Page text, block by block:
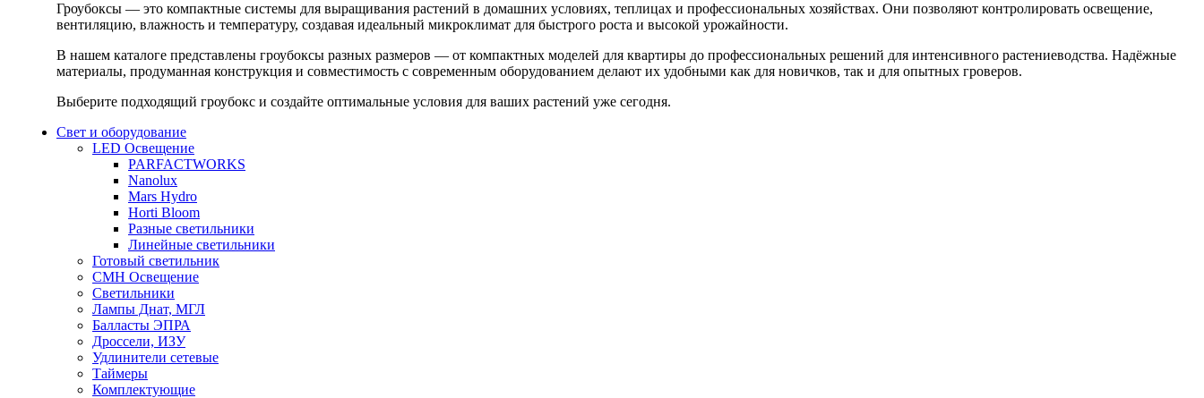
Гроубоксы — это компактные системы для выращивания растений в домашних условиях, теплицах и профессиональных хозяйствах. Они позволяют контролировать освещение,
вентиляцию, влажность и температуру, создавая идеальный микроклимат для быстрого роста и высокой урожайности.
В нашем каталоге представлены гроубоксы разных размеров — от компактных моделей для квартиры до профессиональных решений для интенсивного растениеводства. Надёжные
материалы, продуманная конструкция и совместимость с современным оборудованием делают их удобными как для новичков, так и для опытных гроверов.
Выберите подходящий гроубокс и создайте оптимальные условия для ваших растений уже сегодня.
Свет и оборудование
LED Освещение
PARFACTWORKS
Nanolux
Mars Hydro
Horti Bloom
Разные светильники
Линейные светильники
Готовый светильник
CMH Освещение
Светильники
Лампы Днат, МГЛ
Балласты ЭПРА
Дроссели, ИЗУ
Удлинители сетевые
Таймеры
Комплектующие